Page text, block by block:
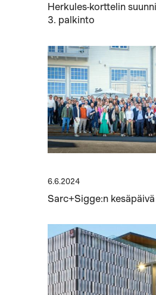
Herkules-korttelin
3. palkinto
6.6.2024
Sarc+Sigge:n kesäpäivä